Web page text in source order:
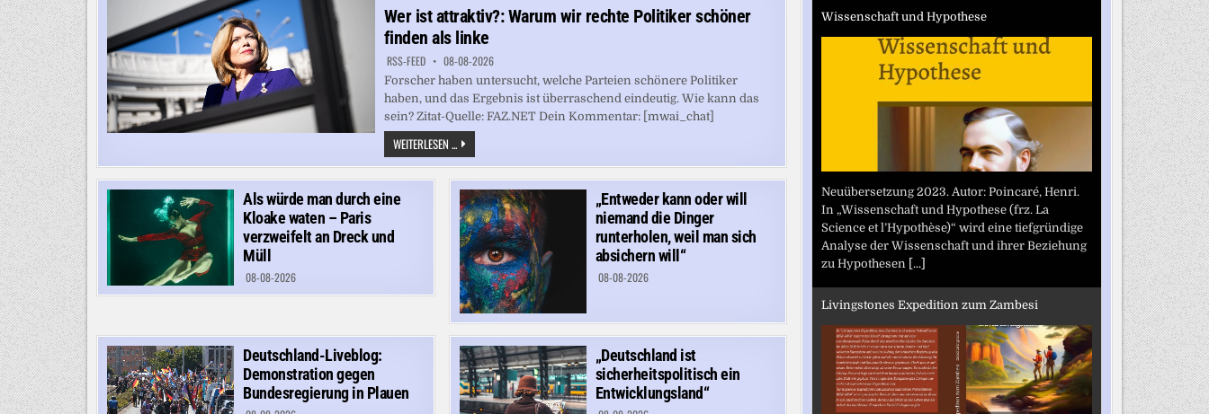
in
Wer ist attraktiv?: Warum wir rechte Politiker schöner
finden als linke
RSS-FEED 08-08-2026
Forscher haben untersucht, welche Parteien schönere Politiker
haben, und das Ergebnis ist überraschend eindeutig. Wie kann das
sein? Zitat-Quelle: FAZ.NET Dein Kommentar: [mwai_chat]
WEITERLESEN ... WER
IST
ATTRAKTIV?:
WARUM
WIR
RECHTE
POLITIKER
SCHÖNER
FINDEN
ALS
LINKE
Als würde man durch eine
Kloake waten – Paris
verzweifelt an Dreck und
Müll
08-08-2026
„Entweder kann oder will
niemand die Dinger
runterholen, weil man sich
absichern will“
08-08-2026
Deutschland-Liveblog:
Demonstration gegen
Bundesregierung in Plauen
„Deutschland ist
sicherheitspolitisch ein
Entwicklungsland“
Wissenschaft und Hypothese
Neuübersetzung 2023. Autor: Poincaré, Henri.
In „Wissenschaft und Hypothese (frz. La
Science et l’Hypothèse)“ wird eine tiefgründige
Analyse der Wissenschaft und ihrer Beziehung
zu Hypothesen [...]
Livingstones Expedition zum Zambesi